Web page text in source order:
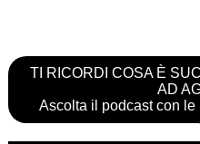
TI RICORDI COSA È
AD
Ascolta il podcast con